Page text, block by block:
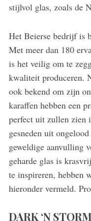
stijlvol glas, zoals de
Het Beierse bedrijf is
Met meer dan 180
is het veilig om te
kwaliteit produceren.
ook bekend om zijn
karaffen hebben een
perfect uit zullen zien
gesneden uit
geweldige aanvulling
geharde glas is
te inspireren, hebben
hieronder vermeld.
DARK ‘N